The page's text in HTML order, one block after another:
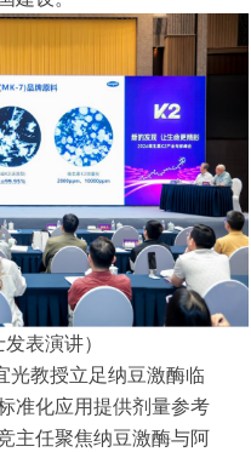
表演讲）
光教授立足纳豆激酶临
准化应用提供剂量参考
主任聚焦纳豆激酶与阿